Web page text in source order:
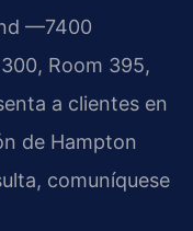
—7400
Room 395,
a clientes en
de Hampton
comuníquese